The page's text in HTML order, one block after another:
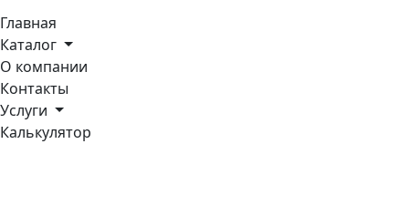
Главная
Каталог
О компании
Контакты
Услуги
Калькулятор